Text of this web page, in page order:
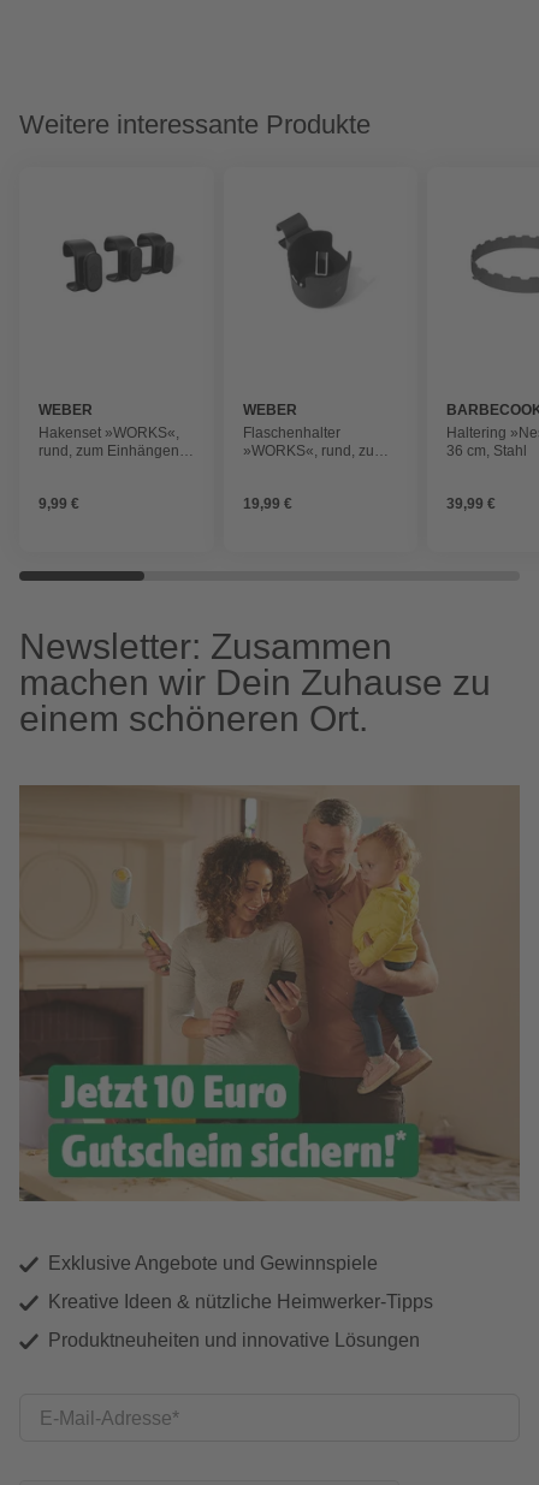
Weitere interessante Produkte
WEBER
Hakenset »WORKS«,
rund, zum Einhängen,
9,99 €
WEBER
Flaschenhalter
»WORKS«, rund, zum
19,99 €
Haltering
36 cm, Stahl
39,99 €
Newsletter: Zusammen
machen wir Dein Zuhause zu
einem schöneren Ort.
Exklusive Angebote und Gewinnspiele
Kreative Ideen & nützliche Heimwerker-Tipps
Produktneuheiten und innovative Lösungen
E-Mail-Adresse